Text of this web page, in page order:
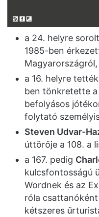
a 24. helyre
1985-ben
Magyarországról,
a 16. helyre tették
ben tönkretette
befolyásos
folytató
Steven Udvar-
úttörője a 108. a
a 167. pedig
kulcsfontosságú
Wordnek és az
róla
kétszeres